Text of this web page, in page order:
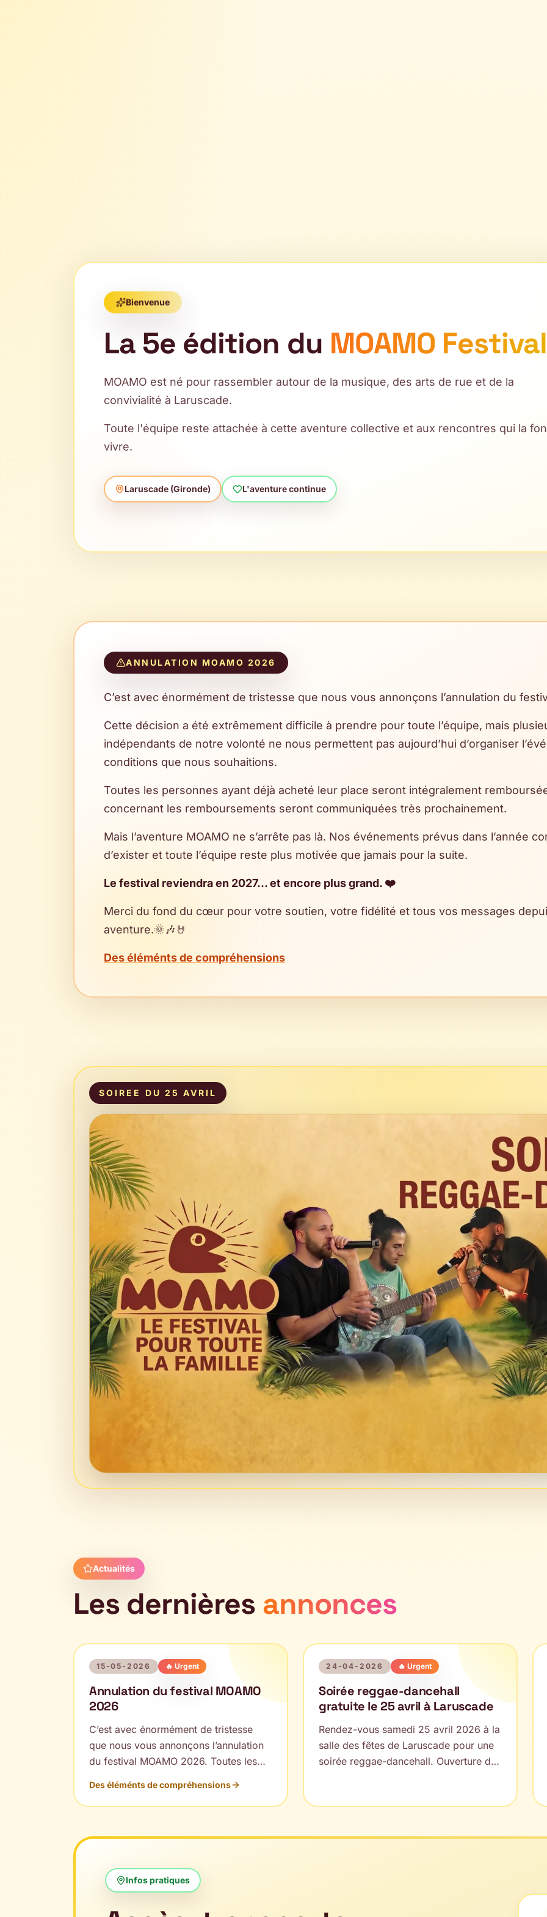
Bienvenue
La 5e édition du MOAMO Festival
MOAMO est né pour rassembler autour de la musique, des arts de rue et de la
convivialité à Laruscade.
Toute l'équipe reste attachée à cette aventure collective et aux rencontres qui la
vivre.
Laruscade (Gironde) L'aventure continue
ANNULATION MOAMO 2026
C’est avec énormément de tristesse que nous vous annonçons l’annulation du
Cette décision a été extrêmement difficile à prendre pour toute l’équipe, mais
indépendants de notre volonté ne nous permettent pas aujourd’hui d’organiser
conditions que nous souhaitions.
Toutes les personnes ayant déjà acheté leur place seront intégralement
concernant les remboursements seront communiquées très prochainement.
Mais l’aventure MOAMO ne s’arrête pas là. Nos événements prévus dans l’année
d’exister et toute l’équipe reste plus motivée que jamais pour la suite.
Le festival reviendra en 2027… et encore plus grand. ❤️
Merci du fond du cœur pour votre soutien, votre fidélité et tous vos messages
aventure.🌞🎶🤘
Des éléménts de compréhensions
SOIREE DU 25 AVRIL
Actualités
Les dernières annonces
15-05-2026 🔥 Urgent
Annulation du festival MOAMO
2026
C’est avec énormément de tristesse
que nous vous annonçons l’annulation
du festival MOAMO 2026. Toutes les
seront intégralement remboursées.
L’aventure MOAMO ne s’arrête pas là :
continueront et le festival reviendra en
Des éléménts de compréhensions
24-04-2026 🔥 Urgent
Soirée reggae-dancehall
gratuite le 25 avril à Laruscade
Rendez-vous samedi 25 avril 2026 à la
salle des fêtes de Laruscade pour une
soirée reggae-dancehall. Ouverture des
Infos pratiques